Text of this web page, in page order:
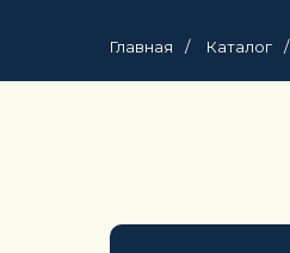
Главная / Каталог /